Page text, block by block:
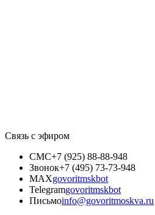
Связь с эфиром
СМС+7 (925) 88-88-948
Звонок+7 (495) 73-73-948
MAXgovoritmskbot
Telegramgovoritmskbot
Письмоinfo@govoritmoskva.ru